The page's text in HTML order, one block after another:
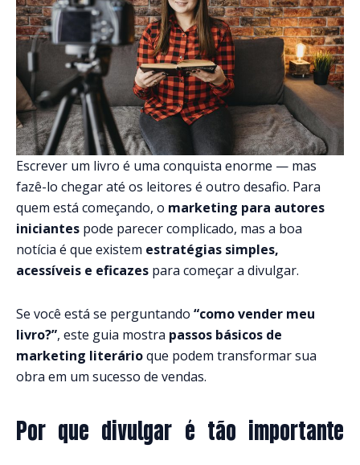
Escrever um livro é uma conquista enorme — mas
fazê-lo chegar até os leitores é outro desafio. Para
quem está começando, o marketing para autores
iniciantes pode parecer complicado, mas a boa
notícia é que existem estratégias simples,
acessíveis e eficazes para começar a divulgar.
Se você está se perguntando “como vender meu
livro?”, este guia mostra passos básicos de
marketing literárioque podem transformar sua
obra em um sucesso de vendas.
Por que divulgar é tão importante